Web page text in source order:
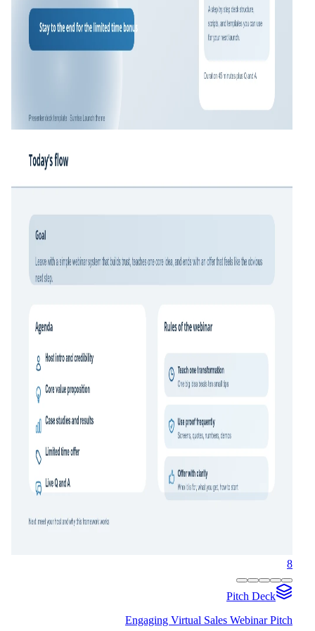
8
Pitch Deck
Engaging Virtual Sales Webinar Pitch